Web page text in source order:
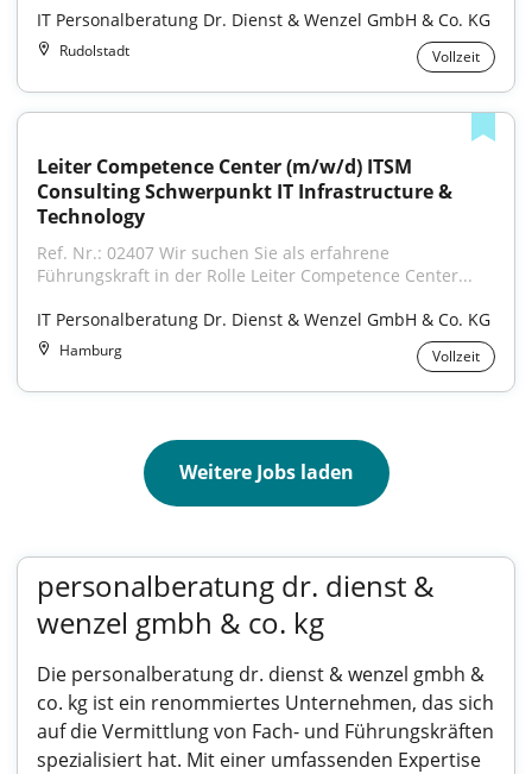
IT Personalberatung Dr. Dienst & Wenzel GmbH & Co. KG
Rudolstadt Vollzeit
Leiter Competence Center (m/w/d) ITSM
Consulting Schwerpunkt IT Infrastructure &
Technology
Ref. Nr.: 02407 Wir suchen Sie als erfahrene
Führungskraft in der Rolle Leiter Competence Center...
IT Personalberatung Dr. Dienst & Wenzel GmbH & Co. KG
Hamburg Vollzeit
Weitere Jobs laden
personalberatung dr. dienst &
wenzel gmbh & co. kg
Die personalberatung dr. dienst & wenzel gmbh &
co. kg ist ein renommiertes Unternehmen, das sich
auf die Vermittlung von Fach- und Führungskräften
spezialisiert hat. Mit einer umfassenden Expertise